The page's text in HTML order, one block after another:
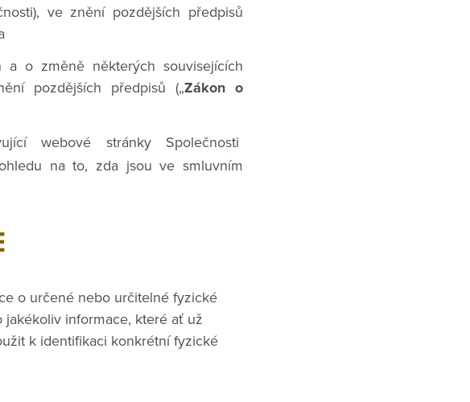
ve znění pozdějších předpisů
a o změně některých souvisejících
pozdějších předpisů („Zákon o
webové stránky Společnosti
na to, zda jsou ve smluvním
o určené nebo určitelné fyzické
jakékoliv informace, které ať už
k identifikaci konkrétní fyzické